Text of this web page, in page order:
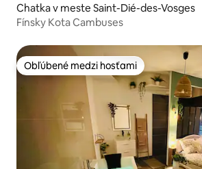
Chatka v meste Saint-Dié-des-Vosges
Fínsky Kota Cambuses
Obľúbené medzi hosťami
Obľúbené medzi hosťami